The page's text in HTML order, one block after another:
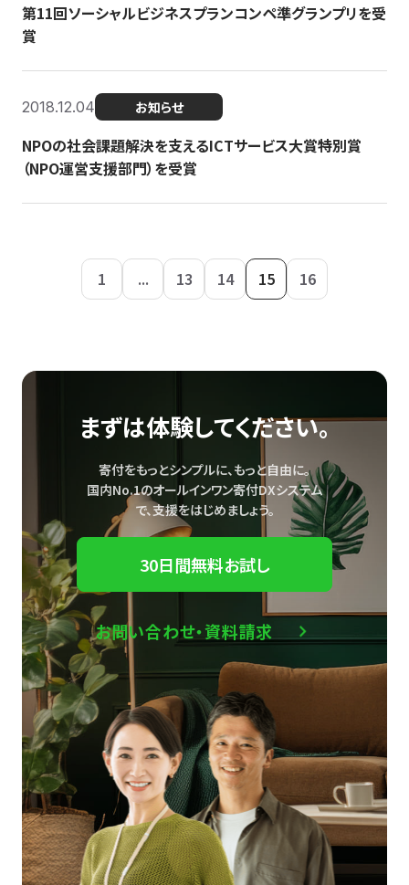
第11回ソーシャルビジネスプランコンペ準グランプリを受
賞
2018.12.04 お知らせ
NPOの社会課題解決を支えるICTサービス大賞特別賞
（NPO運営支援部門）を受賞
1 ... 13 14 15 16
まずは体験してください。
寄付をもっとシンプルに、もっと自由に。
国内No.1のオールインワン寄付DXシステム
で、支援をはじめましょう。
30日間無料お試し
お問い合わせ・資料請求